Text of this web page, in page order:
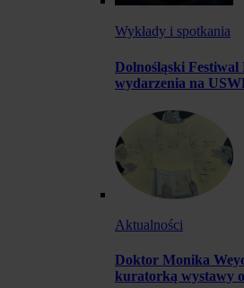
Wykłady i spotkania
Dolnośląski Festiwal
wydarzenia na
Aktualności
Doktor Monika
kuratorką wystawy o